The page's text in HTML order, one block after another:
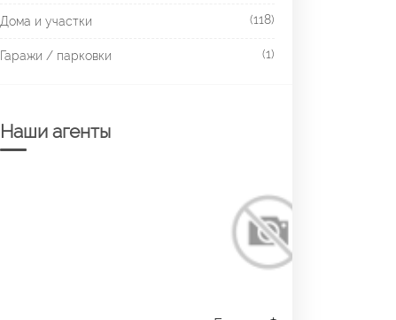
Дома и участки (118)
Гаражи / парковки (1)
Наши агенты